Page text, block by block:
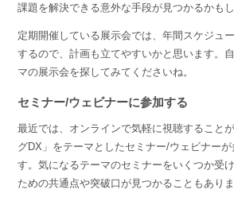
課題を解決できる意外な手段が見つかるかもし
定期開催している展示会では、年間スケジュ
するので、計画も立てやすいかと思います。
マの展示会を探してみてくださいね。
セミナー/ウェビナーに参加する
最近では、オンラインで気軽に視聴すること
グDX」をテーマとしたセミナー/ウェビナー
す。気になるテーマのセミナーをいくつか受
ための共通点や突破口が見つかることもありま